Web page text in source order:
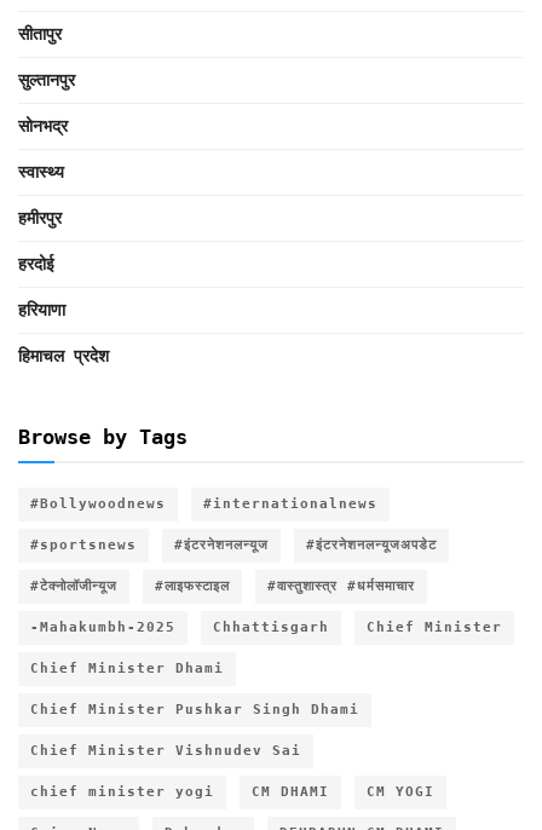
सीतापुर
सुल्तानपुर
सोनभद्र
स्वास्थ्य
हमीरपुर
हरदोई
हरियाणा
हिमाचल प्रदेश
Browse by Tags
#Bollywoodnews #internationalnews
#sportsnews #इंटरनेशनलन्यूज #इंटरनेशनलन्यूजअपडेट
#टेक्नोलॉजीन्यूज #लाइफस्टाइल #वास्तुशास्त्र #धर्मसमाचार
-Mahakumbh-2025 Chhattisgarh Chief Minister
Chief Minister Dhami
Chief Minister Pushkar Singh Dhami
Chief Minister Vishnudev Sai
chief minister yogi CM DHAMI CM YOGI